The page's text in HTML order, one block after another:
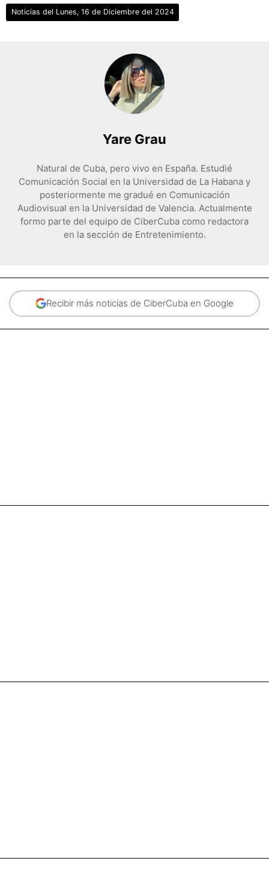
Noticias del Lunes, 16 de Diciembre del 2024
Yare Grau
Natural de Cuba, pero vivo en España. Estudié
Comunicación Social en la Universidad de La Habana y
posteriormente me gradué en Comunicación
Audiovisual en la Universidad de Valencia. Actualmente
formo parte del equipo de CiberCuba como redactora
en la sección de Entretenimiento.
Recibir más noticias de CiberCuba en Google